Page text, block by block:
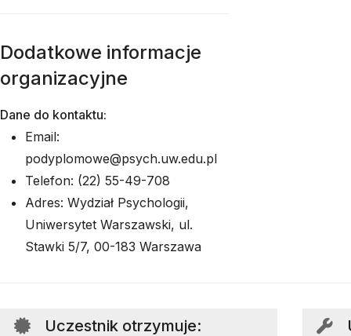
Dodatkowe informacje
organizacyjne
Dane do kontaktu:
Email:
podyplomowe@psych.uw.edu.pl
Telefon: (22) 55-49-708
Adres: Wydział Psychologii,
Uniwersytet Warszawski, ul.
Stawki 5/7, 00-183 Warszawa
Uczestnik otrzymuje: